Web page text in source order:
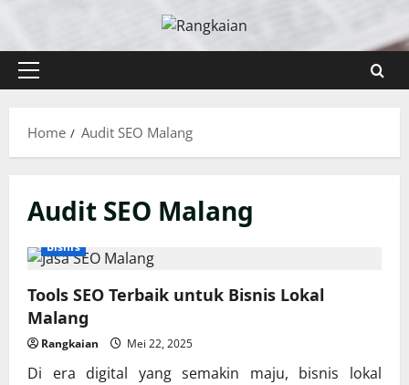
content
Primary
Home
Audit SEO Malang
Audit SEO Malang
Bisnis
Tools SEO Terbaik untuk Bisnis Lokal
Malang
Rangkaian Mei 22, 2025
Di era digital yang semakin maju, bisnis lokal